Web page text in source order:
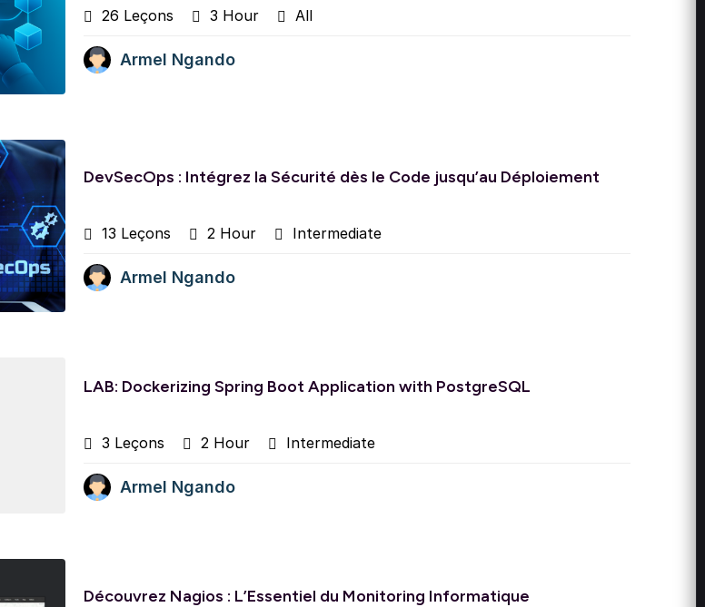
26 Leçons 3 Hour All
Armel Ngando
DevSecOps : Intégrez la Sécurité dès le Code jusqu’au Déploiement
13 Leçons 2 Hour Intermediate
Armel Ngando
LAB: Dockerizing Spring Boot Application with PostgreSQL
3 Leçons 2 Hour Intermediate
Armel Ngando
Découvrez Nagios : L’Essentiel du Monitoring Informatique